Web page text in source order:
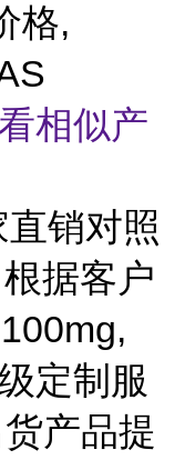
格,
相似产
销对照
据客户
定制服
产品提